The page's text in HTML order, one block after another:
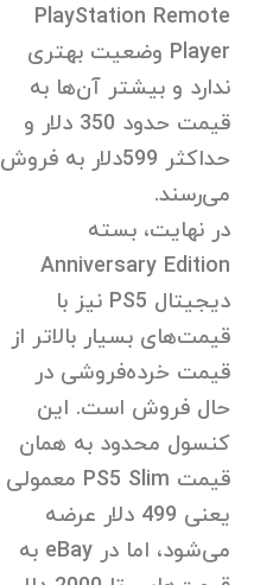
PlayStation Remote
Player وضعیت بهتری
ندارد و بیشتر آن‌ها به
قیمت حدود 350 دلار و
حداکثر 599دلار به فروش
می‌رسند.
در نهایت، بسته
Anniversary Edition
دیجیتال PS5 نیز با
قیمت‌های بسیار بالاتر از
قیمت خرده‌فروشی در
حال فروش است. این
کنسول محدود به همان
قیمت PS5 Slim معمولی
یعنی 499 دلار عرضه
می‌شود، اما در eBay به